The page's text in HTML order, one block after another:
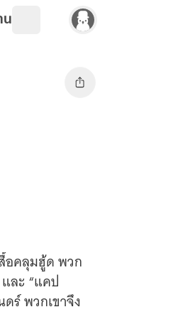
น
อคลุมฮู้ด พวก
ละ “แคป
ร์ พวกเขาจึง